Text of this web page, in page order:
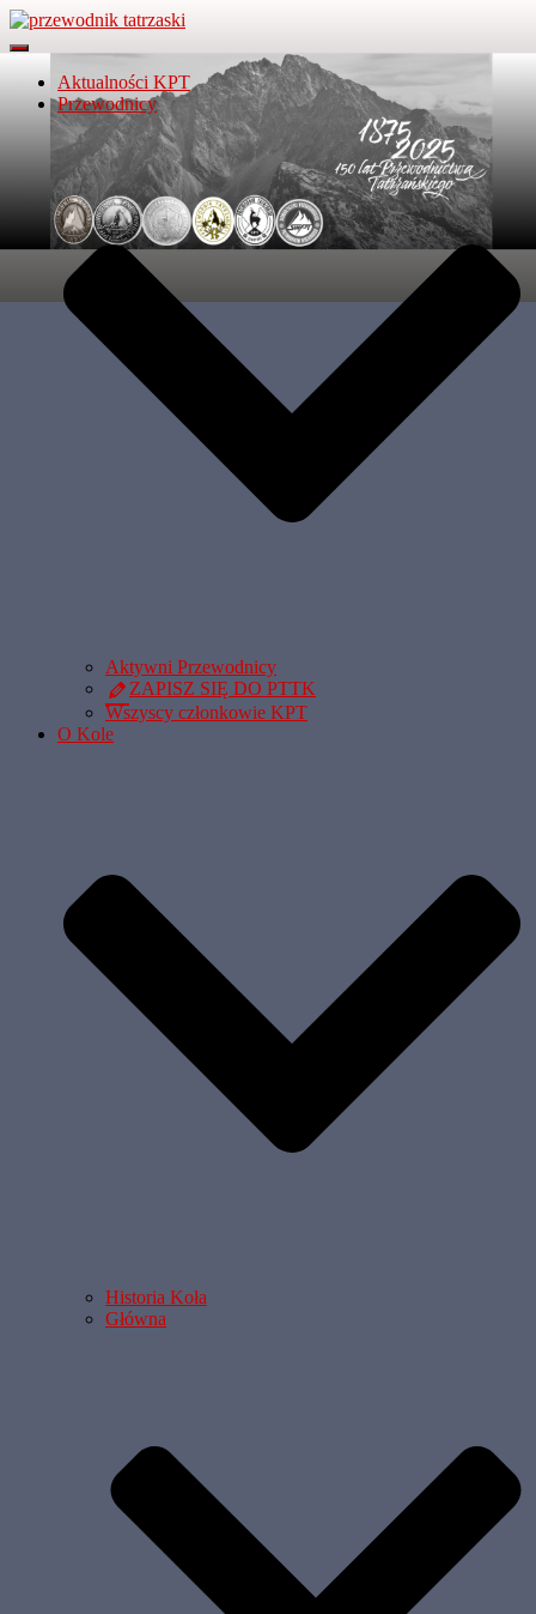
Przełącz Nawigację
Aktualności KPT
Przewodnicy
Aktywni Przewodnicy
ZAPISZ SIĘ DO PTTK
Wszyscy członkowie KPT
O Kole
Historia Koła
Główna